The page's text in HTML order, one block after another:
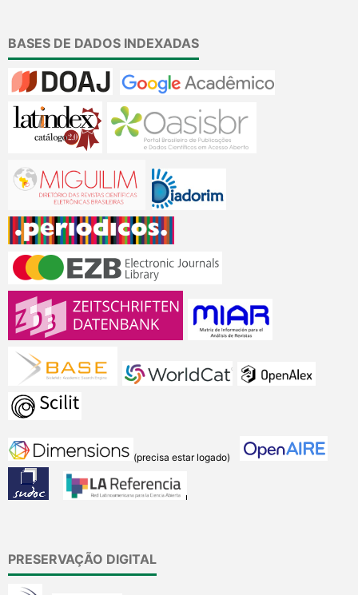
BASES DE DADOS INDEXADAS
(precisa estar logado)
PRESERVAÇÃO DIGITAL